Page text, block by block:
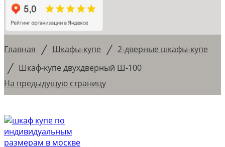
Главная / Шкафы-купе / 2-дверные шкафы-купе
/ Шкаф-купе двухдверный Ш-100
На предыдущую страницу